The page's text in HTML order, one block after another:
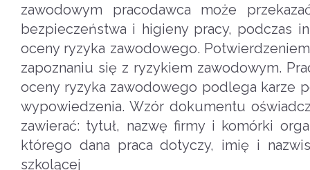
zawodowym pracodawca może
bezpieczeństwa i higieny pracy, podczas
oceny ryzyka zawodowego.
zapoznaniu się z ryzykiem zawodowym.
oceny ryzyka zawodowego podlega karze
wypowiedzenia. Wzór dokumentu
zawierać: tytuł, nazwę firmy i komórki
którego dana praca dotyczy, imię i
szkolącej